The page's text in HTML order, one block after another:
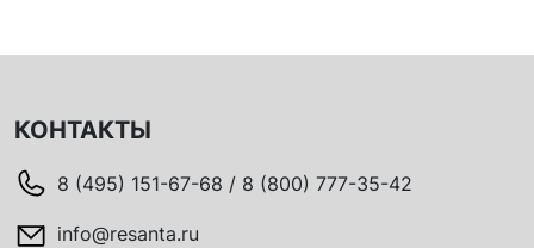
КОНТАКТЫ
8 (495) 151-67-68 / 8 (800) 777-35-42
info@resanta.ru